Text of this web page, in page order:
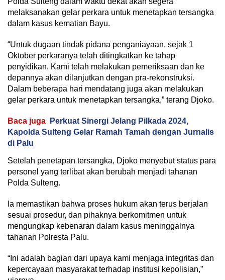
melaksanakan gelar perkara untuk menetapkan tersangka
dalam kasus kematian Bayu.
“Untuk dugaan tindak pidana penganiayaan, sejak 1
Oktober perkaranya telah ditingkatkan ke tahap
penyidikan. Kami telah melakukan pemeriksaan dan ke
depannya akan dilanjutkan dengan pra-rekonstruksi.
Dalam beberapa hari mendatang juga akan melakukan
gelar perkara untuk menetapkan tersangka,” terang Djoko.
Baca juga
Perkuat Sinergi Jelang Pilkada 2024,
Kapolda Sulteng Gelar Ramah Tamah dengan Jurnalis
di Palu
Setelah penetapan tersangka, Djoko menyebut status para
personel yang terlibat akan berubah menjadi tahanan
Polda Sulteng.
Ia memastikan bahwa proses hukum akan terus berjalan
sesuai prosedur, dan pihaknya berkomitmen untuk
mengungkap kebenaran dalam kasus meninggalnya
tahanan Polresta Palu.
“Ini adalah bagian dari upaya kami menjaga integritas dan
kepercayaan masyarakat terhadap institusi kepolisian,”